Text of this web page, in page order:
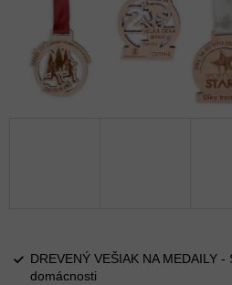
DREVENÝ VEŠIAK NA MEDAILY
domácnosti